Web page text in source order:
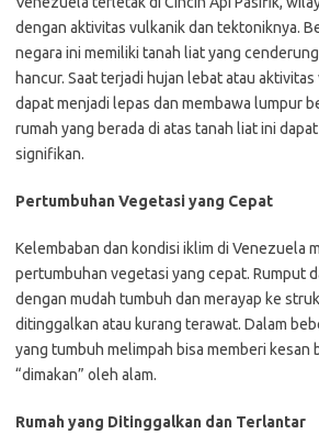
dengan aktivitas vulkanik dan tektoniknya.
negara ini memiliki tanah liat yang
hancur. Saat terjadi hujan lebat atau
dapat menjadi lepas dan membawa lumpur
rumah yang berada di atas tanah liat ini
signifikan.
Pertumbuhan Vegetasi yang Cepat
Kelembaban dan kondisi iklim di Venezuela
pertumbuhan vegetasi yang cepat. Rumput
dengan mudah tumbuh dan merayap ke
ditinggalkan atau kurang terawat. Dalam
yang tumbuh melimpah bisa memberi kesan
“dimakan” oleh alam.
Rumah yang Ditinggalkan dan Terlantar